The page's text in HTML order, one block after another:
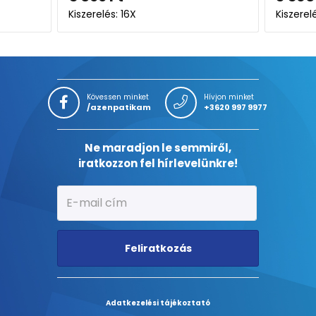
Kiszerelés: 75g
Kövessen minket
/azenpatikam
Hívjon minket
+3620 997 9977
Ne maradjon le semmiről,
iratkozzon fel hírlevelünkre!
Feliratkozás
Adatkezelési tájékoztató